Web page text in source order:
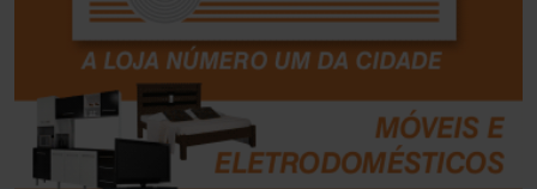
Boquira (152)
Botuporã
Brasil (7679)